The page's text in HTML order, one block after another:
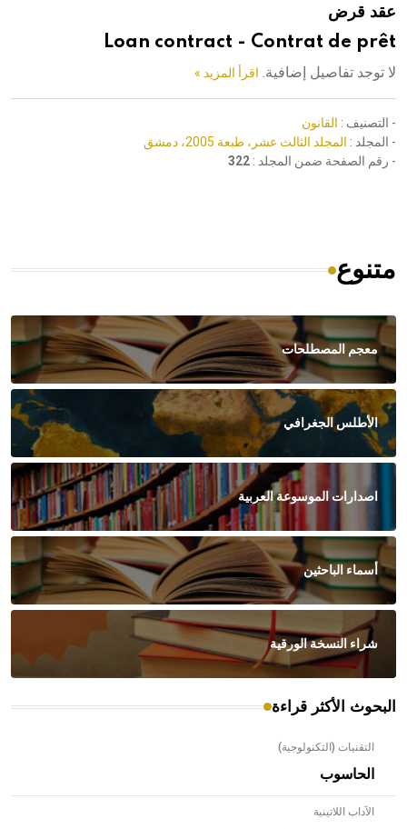
هيئة الموسوعة العربية تطلق موسوعات جديدة في عام 2026عقد قرض
Loan contract - Contrat de prêt
لا توجد تفاصيل إضافية. اقرأ المزيد »
- التصنيف : القانون
- المجلد : المجلد الثالث عشر، طبعة 2005، دمشق
- رقم الصفحة ضمن المجلد : 322
متنوع
معجم المصطلحات
الأطلس الجغرافي
اصدارات الموسوعة العربية
أسماء الباحثين
شراء النسخة الورقية
البحوث الأكثر قراءة
التقنيات (التكنولوجية)
الحاسوب
الآداب اللاتينية